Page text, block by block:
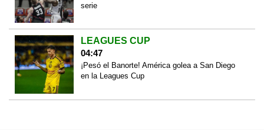
serie
LEAGUES CUP
04:47
¡Pesó el Banorte! América golea a San Diego
en la Leagues Cup